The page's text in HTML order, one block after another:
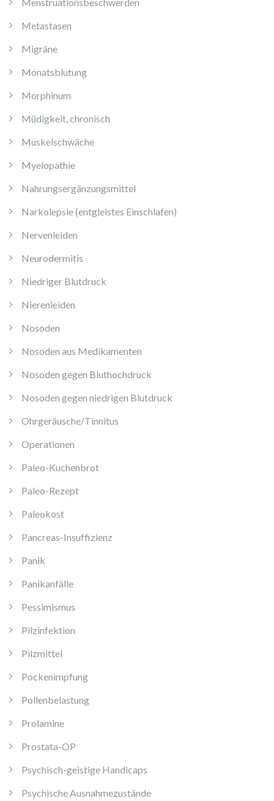
Metastasen
Migräne
Monatsblutung
Morphinum
Müdigkeit, chronisch
Muskelschwäche
Myelopathie
Nahrungsergänzungsmittel
Narkolepsie (entgleistes Einschlafen)
Nervenleiden
Neurodermitis
Niedriger Blutdruck
Nierenleiden
Nosoden
Nosoden aus Medikamenten
Nosoden gegen Bluthochdruck
Nosoden gegen niedrigen Blutdruck
Ohrgeräusche/Tinnitus
Operationen
Paleo-Kuchenbrot
Paleo-Rezept
Paleokost
Pancreas-Insuffizienz
Panik
Panikanfälle
Pessimismus
Pilzinfektion
Pilzmittel
Pockenimpfung
Pollenbelastung
Prolamine
Prostata-OP
Psychisch-geistige Handicaps
Psychische Ausnahmezustände